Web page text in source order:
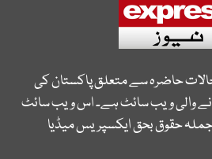
حاضرہ سے متعلق پاکستان کی
والی ویب سائٹ ہے۔ اس ویب سائٹ
جملہ حقوق بحق ایکسپریس میڈیا